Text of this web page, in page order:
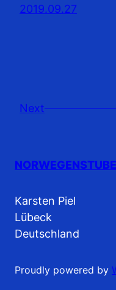
2019.09.27
Next
NORWEGENSTUBE
Karsten Piel
Lübeck
Deutschland
Proudly powered by